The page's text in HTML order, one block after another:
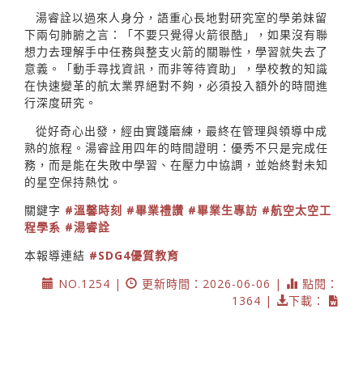
湯睿詮以過來人身分，語重心長地對研究室的學弟妹留
下兩句肺腑之言：「不要只覺得火箭很酷」，如果沒有聯
想力去理解手中任務與整支火箭的關聯性，學習就失去了
意義。「動手尋找資訊，而非等待資助」，學校教的知識
在快速變革的航太業界絕對不夠，必須投入額外的時間進
行深度研究。
從好奇心出發，經由實踐磨練，最終在管理與領導中成
熟的旅程。湯睿詮用四年的時間證明：優秀不只是完成任
務，而是能在失敗中學習、在壓力中協調，並始終對未知
的星空保持熱忱。
關鍵字 #溫馨時刻 #畢業禮讚 #畢業生專訪 #航空太空工
程學系 #湯睿詮
本報導連結 #SDG4優質教育
NO.1254 |
更新時間：2026-06-06 |
點閱：
1364 |
下載：